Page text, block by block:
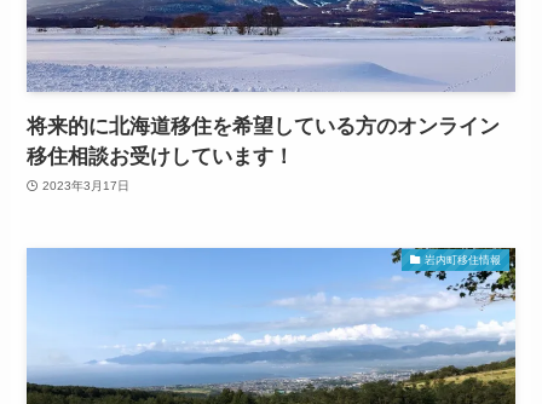
将来的に北海道移住を希望している方のオンライン
移住相談お受けしています！
2023年3月17日
岩内町移住情報